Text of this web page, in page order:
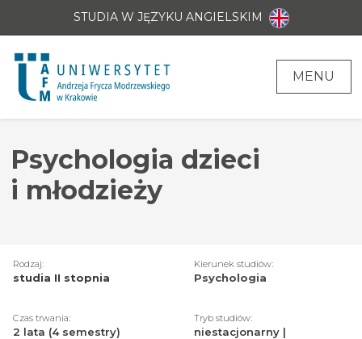
STUDIA W JĘZYKU ANGIELSKIM
MENU
Psychologia dzieci
i młodzieży
Rodzaj:
studia II stopnia
Kierunek studiów:
Psychologia
Czas trwania:
2 lata (4 semestry)
Tryb studiów:
niestacjonarny |